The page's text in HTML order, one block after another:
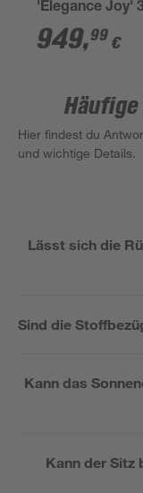
'Elegance Joy'
Sitzer blau 210
145 cm
949,99 €
Hier findest du
und wichtige Details.
Lässt sich die
Sind die
Kann das
Kann der Sitz